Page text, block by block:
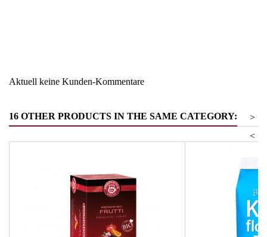
Aktuell keine Kunden-Kommentare
16 OTHER PRODUCTS IN THE SAME CATEGORY:
>
<